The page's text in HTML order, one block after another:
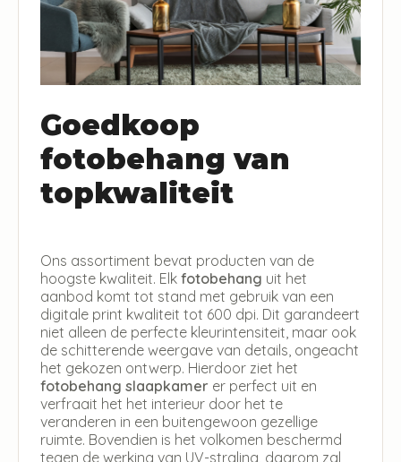
Goedkoop
fotobehang van
topkwaliteit
Ons assortiment bevat producten van de
hoogste kwaliteit. Elk fotobehang uit het
aanbod komt tot stand met gebruik van een
digitale print kwaliteit tot 600 dpi. Dit garandeert
niet alleen de perfecte kleurintensiteit, maar ook
de schitterende weergave van details, ongeacht
het gekozen ontwerp. Hierdoor ziet het
fotobehang slaapkamer er perfect uit en
verfraait het het interieur door het te
veranderen in een buitengewoon gezellige
ruimte. Bovendien is het volkomen beschermd
tegen de werking van UV-straling, daarom zal